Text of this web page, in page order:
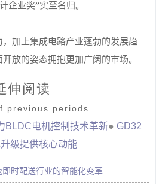
企业奖”实至名归。
加上集成电路产业蓬勃的发展趋
放的姿态拥抱更加广阔的市场。
伸阅读
previous periods
BLDC电机控制技术革新● GD32
级提供核心动能
时配送行业的智能化变革